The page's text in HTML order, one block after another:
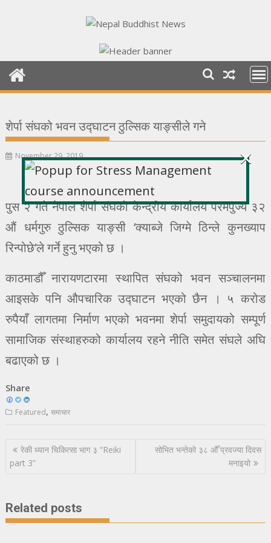
शेर्पा संघको भवन उद्घाटन ठुल्सिक याङ्सीले गने
November 29, 2019
पुस २ गते नेपाल शेर्पा संघको केन्द्रीय कार्यालय परमपुज्य ३२
औं धर्मगुरु ठुल्सिक याङ्सी ‘क्याब्जे जिग्मे ठिन्ले कुनख्याप
रिन्पोछे’ले गर्ने हुनु भएको छ ।
काठमाडौँ नारायणटारमा स्थापित संघको भवन सञ्चालनमा
आइसके पनि औपचारिक उद्घाटन भएको छैन । ५ करोड
रुपैयाँ लागतमा निर्माण भएको भवनमा शेर्पा समुदायको सम्पूर्ण
सामाजिक संस्थाहरुको कार्यालय रहने नीति समेत संघले अघि
बढाएको छ ।
Share
Featured,समाचार
Post
navigation
रेकी ध्यान चिकित्सा भाग ३ “Reiki
part 3”
सोभित भन्तेको ३८ औँ प्रवज्या दिवस
मनाइयो
Related posts
×